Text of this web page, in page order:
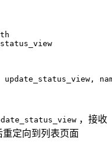
update_status_view,
，接收
定向到列表页面